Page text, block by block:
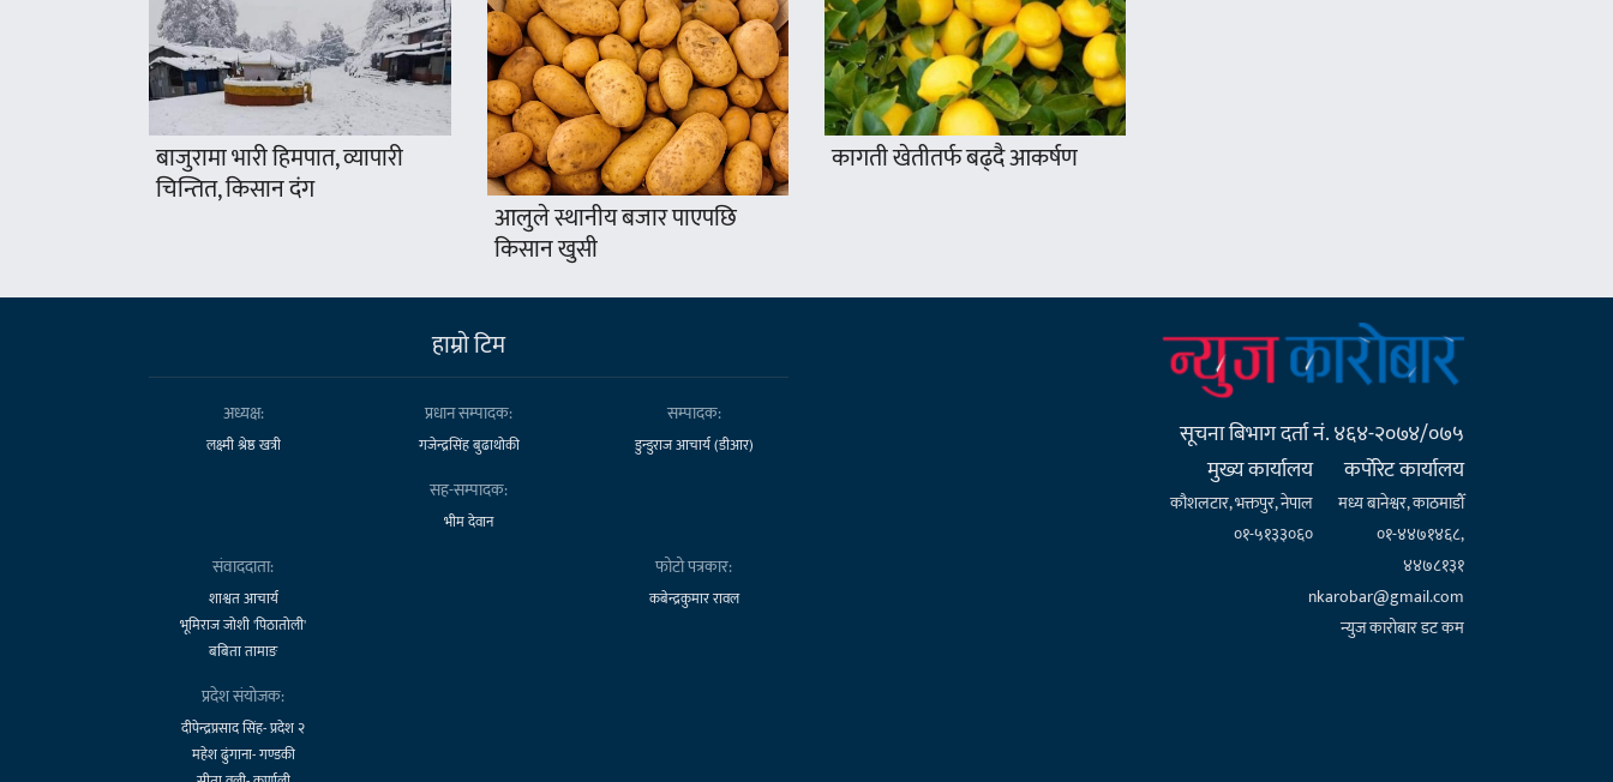
बाजुरामा भारी हिमपात, व्यापारी
चिन्तित, किसान दंग
आलुले स्थानीय बजार पाएपछि
किसान खुसी
कागती खेतीतर्फ बढ्दै आकर्षण
हाम्राे टिम
अध्यक्ष:
लक्ष्मी श्रेष्ठ खत्री
प्रधान सम्पादक:
गजेन्द्रसिंह बुढाथोकी
सम्पादक:
डुन्डुराज आचार्य (डीआर)
सह-सम्पादक:
भीम देवान
संवाददाता:
शाश्वत आचार्य
भूमिराज जोशी 'पिठातोली'
बबिता तामाङ
फोटो पत्रकार:
कबेन्द्रकुमार रावल
प्रदेश संयोजक:
दीपेन्द्रप्रसाद सिंह- प्रदेश २
महेश ढुंगाना- गण्डकी
सूचना बिभाग दर्ता नं. ४६४-२०७४/०७५
मुख्य कार्यालय
कौशलटार, भक्तपुर, नेपाल
०१-५१३३०६०
कर्पाेरेट कार्यालय
मध्य बानेश्वर, काठमाडौँ
०१-४४७१४६८,
४४७८१३१
nkarobar@gmail.com
न्युज कारोबार डट कम